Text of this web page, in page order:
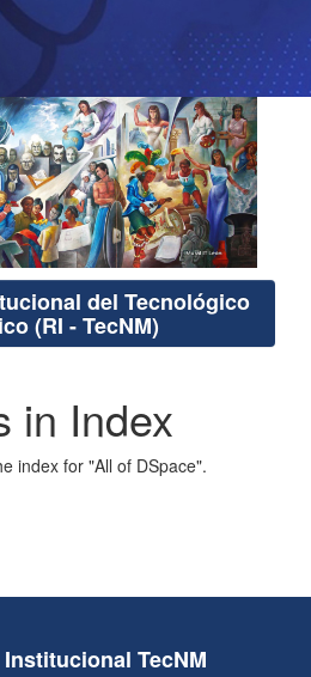
del Tecnológico
(RI - TecNM)
in Index
index for "All of DSpace".
TecNM